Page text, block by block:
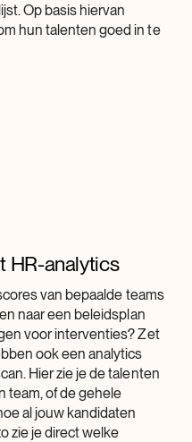
Op basis hiervan
hun talenten goed in te
HR-analytics
van bepaalde teams
naar een beleidsplan
voor interventies? Zet
ook een analytics
Hier zie je de talenten
team, of de gehele
al jouw kandidaten
zie je direct welke